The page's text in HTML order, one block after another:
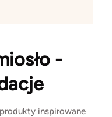
-
inspirowane